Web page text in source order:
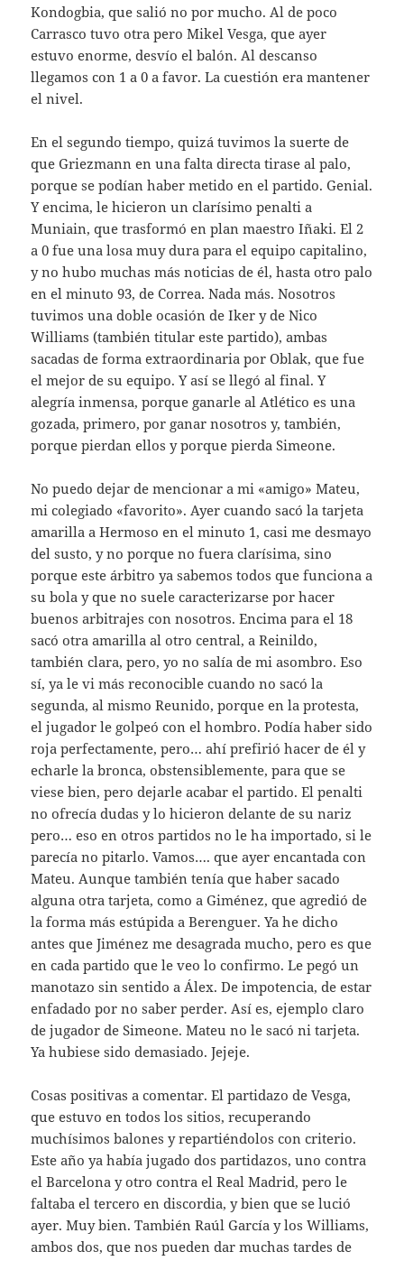
Kondogbia, que salió no por mucho. Al de poco
Carrasco tuvo otra pero Mikel Vesga, que ayer
estuvo enorme, desvío el balón. Al descanso
llegamos con 1 a 0 a favor. La cuestión era mantener
el nivel.
En el segundo tiempo, quizá tuvimos la suerte de
que Griezmann en una falta directa tirase al palo,
porque se podían haber metido en el partido. Genial.
Y encima, le hicieron un clarísimo penalti a
Muniain, que trasformó en plan maestro Iñaki. El 2
a 0 fue una losa muy dura para el equipo capitalino,
y no hubo muchas más noticias de él, hasta otro palo
en el minuto 93, de Correa. Nada más. Nosotros
tuvimos una doble ocasión de Iker y de Nico
Williams (también titular este partido), ambas
sacadas de forma extraordinaria por Oblak, que fue
el mejor de su equipo. Y así se llegó al final. Y
alegría inmensa, porque ganarle al Atlético es una
gozada, primero, por ganar nosotros y, también,
porque pierdan ellos y porque pierda Simeone.
No puedo dejar de mencionar a mi «amigo» Mateu,
mi colegiado «favorito». Ayer cuando sacó la tarjeta
amarilla a Hermoso en el minuto 1, casi me desmayo
del susto, y no porque no fuera clarísima, sino
porque este árbitro ya sabemos todos que funciona a
su bola y que no suele caracterizarse por hacer
buenos arbitrajes con nosotros. Encima para el 18
sacó otra amarilla al otro central, a Reinildo,
también clara, pero, yo no salía de mi asombro. Eso
sí, ya le vi más reconocible cuando no sacó la
segunda, al mismo Reunido, porque en la protesta,
el jugador le golpeó con el hombro. Podía haber sido
roja perfectamente, pero… ahí prefirió hacer de él y
echarle la bronca, obstensiblemente, para que se
viese bien, pero dejarle acabar el partido. El penalti
no ofrecía dudas y lo hicieron delante de su nariz
pero… eso en otros partidos no le ha importado, si le
parecía no pitarlo. Vamos…. que ayer encantada con
Mateu. Aunque también tenía que haber sacado
alguna otra tarjeta, como a Giménez, que agredió de
la forma más estúpida a Berenguer. Ya he dicho
antes que Jiménez me desagrada mucho, pero es que
en cada partido que le veo lo confirmo. Le pegó un
manotazo sin sentido a Álex. De impotencia, de estar
enfadado por no saber perder. Así es, ejemplo claro
de jugador de Simeone. Mateu no le sacó ni tarjeta.
Ya hubiese sido demasiado. Jejeje.
Cosas positivas a comentar. El partidazo de Vesga,
que estuvo en todos los sitios, recuperando
muchísimos balones y repartiéndolos con criterio.
Este año ya había jugado dos partidazos, uno contra
el Barcelona y otro contra el Real Madrid, pero le
faltaba el tercero en discordia, y bien que se lució
ayer. Muy bien. También Raúl García y los Williams,
ambos dos, que nos pueden dar muchas tardes de